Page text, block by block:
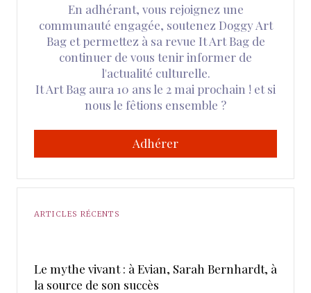
En adhérant, vous rejoignez une
communauté engagée, soutenez Doggy Art
Bag et permettez à sa revue It Art Bag de
continuer de vous tenir informer de
l'actualité culturelle.
It Art Bag aura 10 ans le 2 mai prochain ! et si
nous le fêtions ensemble ?
Adhérer
ARTICLES RÉCENTS
Le mythe vivant : à Evian, Sarah Bernhardt, à
la source de son succès